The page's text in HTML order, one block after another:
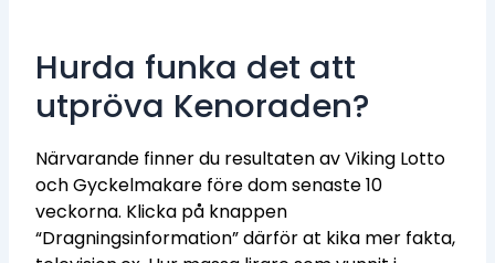
Hurda funka det att
utpröva Kenoraden?
Närvarande finner du resultaten av Viking Lotto
och Gyckelmakare före dom senaste 10
veckorna. Klicka på knappen
“Dragningsinformation” därför at kika mer fakta,